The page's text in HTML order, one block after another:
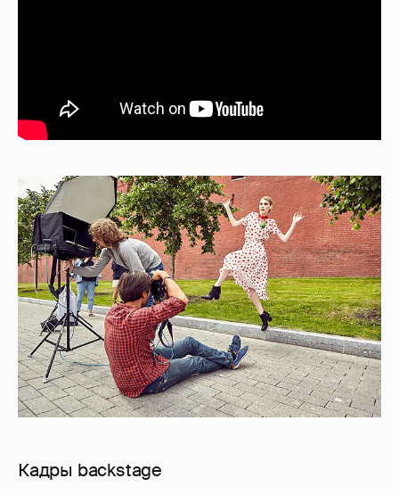
Кадры backstage